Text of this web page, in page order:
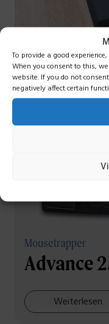
To provide a good
When you consent to this,
website. If you do not
negatively affect certain
Mousetrapper
Advance
Weiterlesen